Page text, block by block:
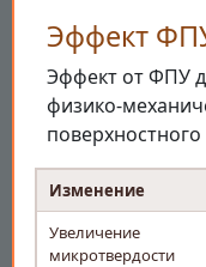
Эффект
Эффект от ФПУ
физико-
поверхностного
Изменение
Увеличение
микротвердости